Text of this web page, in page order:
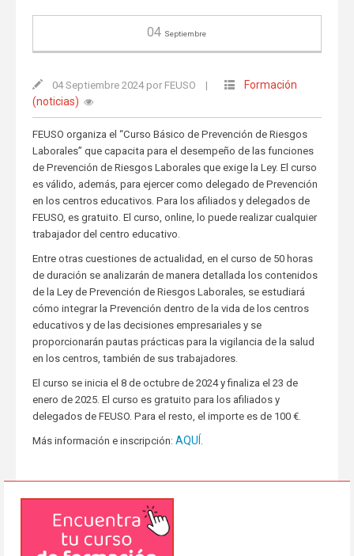
04 Septiembre
04 Septiembre 2024 por FEUSO |
Formación
(noticias)
FEUSO organiza el “Curso Básico de Prevención de Riesgos
Laborales” que capacita para el desempeño de las funciones
de Prevención de Riesgos Laborales que exige la Ley. El curso
es válido, además, para ejercer como delegado de Prevención
en los centros educativos. Para los afiliados y delegados de
FEUSO, es gratuito. El curso, online, lo puede realizar cualquier
trabajador del centro educativo.
Entre otras cuestiones de actualidad, en el curso de 50 horas
de duración se analizarán de manera detallada los contenidos
de la Ley de Prevención de Riesgos Laborales, se estudiará
cómo integrar la Prevención dentro de la vida de los centros
educativos y de las decisiones empresariales y se
proporcionarán pautas prácticas para la vigilancia de la salud
en los centros, también de sus trabajadores.
El curso se inicia el 8 de octubre de 2024 y finaliza el 23 de
enero de 2025. El curso es gratuito para los afiliados y
delegados de FEUSO. Para el resto, el importe es de 100 €.
Más información e inscripción: AQUÍ .